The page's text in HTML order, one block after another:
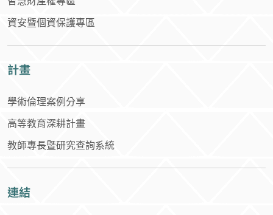
資安暨個資保護專區
計畫
學術倫理案例分享
高等教育深耕計畫
教師專長暨研究查詢系統
連結